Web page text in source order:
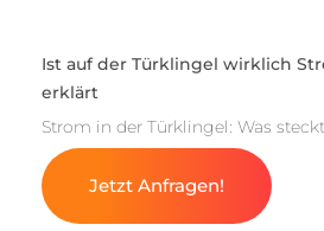
Ist auf der Türklingel wirklich
erklärt
Strom in der Türklingel: Was
Jetzt Anfragen!